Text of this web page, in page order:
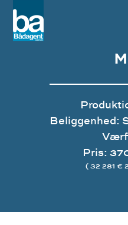
Beliggenhed:
Pris:
( 32 281 €